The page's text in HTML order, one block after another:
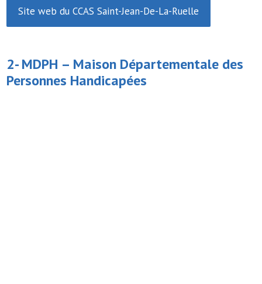
Site web du CCAS Saint-Jean-De-La-Ruelle
2- MDPH – Maison Départementale des
Personnes Handicapées